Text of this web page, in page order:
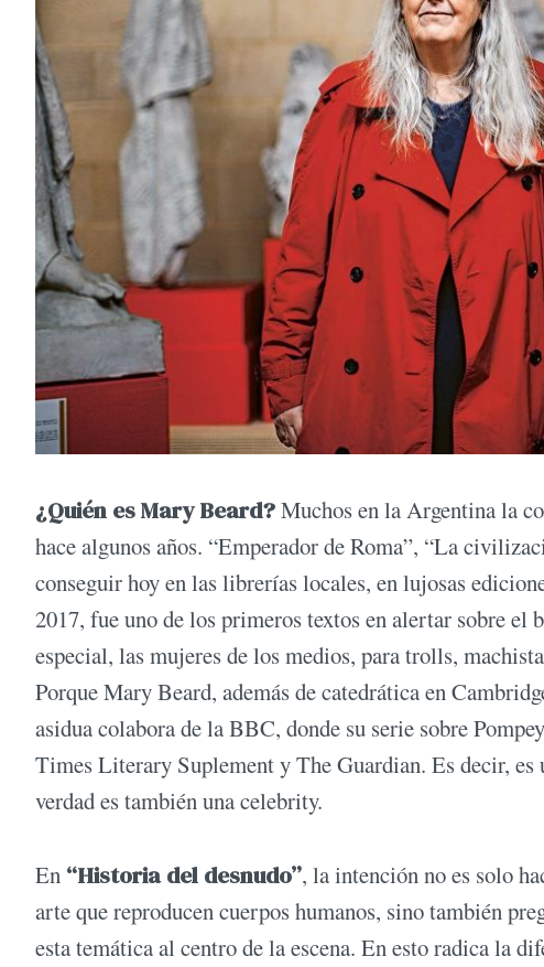
¿Quién es Mary Beard?Muchos en la Argentina la
hace algunos años. “Emperador de Roma”, “La
conseguir hoy en las librerías locales, en lujosas
2017, fue uno de los primeros textos en alertar sobre el
especial, las mujeres de los medios, para trolls,
Porque Mary Beard, además de catedrática en
asidua colabora de la BBC, donde su serie sobre
Times Literary Suplement y The Guardian. Es decir, es
verdad es también una celebrity.
En “Historia del desnudo”, la intención no es solo
arte que reproducen cuerpos humanos, sino también
esta temática al centro de la escena. En esto radica la